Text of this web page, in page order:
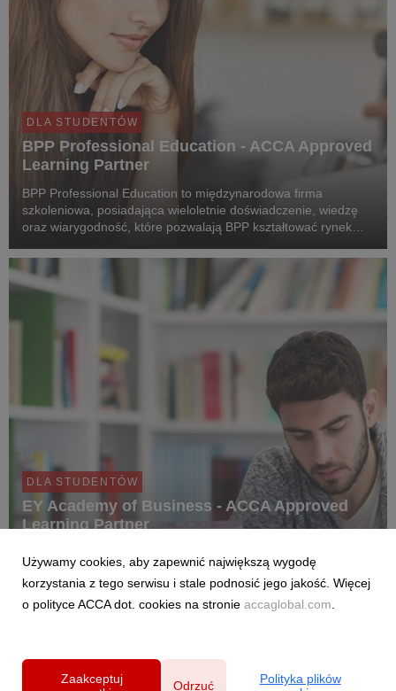
DLA STUDENTÓW
BPP Professional Education - ACCA Approved
Learning Partner
BPP Professional Education to międzynarodowa firma
szkoleniowa, posiadająca wieloletnie doświadczenie, wiedzę
oraz wiarygodność, które pozwalają BPP kształtować rynek
DLA STUDENTÓW
EY Academy of Business - ACCA Approved
Learning Partner
EY Academy of Business jest częścią międzynarodowej grupy
Ernst & Young. Specjalizuje się w szkoleniach
przygotowujących do zdobycia prestiżowych i
Używamy cookies, aby zapewnić największą wygodę
korzystania z tego serwisu i stale podnosić jego jakość. Więcej
o polityce ACCA dot. cookies na stronie accaglobal.com
Zaakceptuj
Odrzuć
Polityka plików